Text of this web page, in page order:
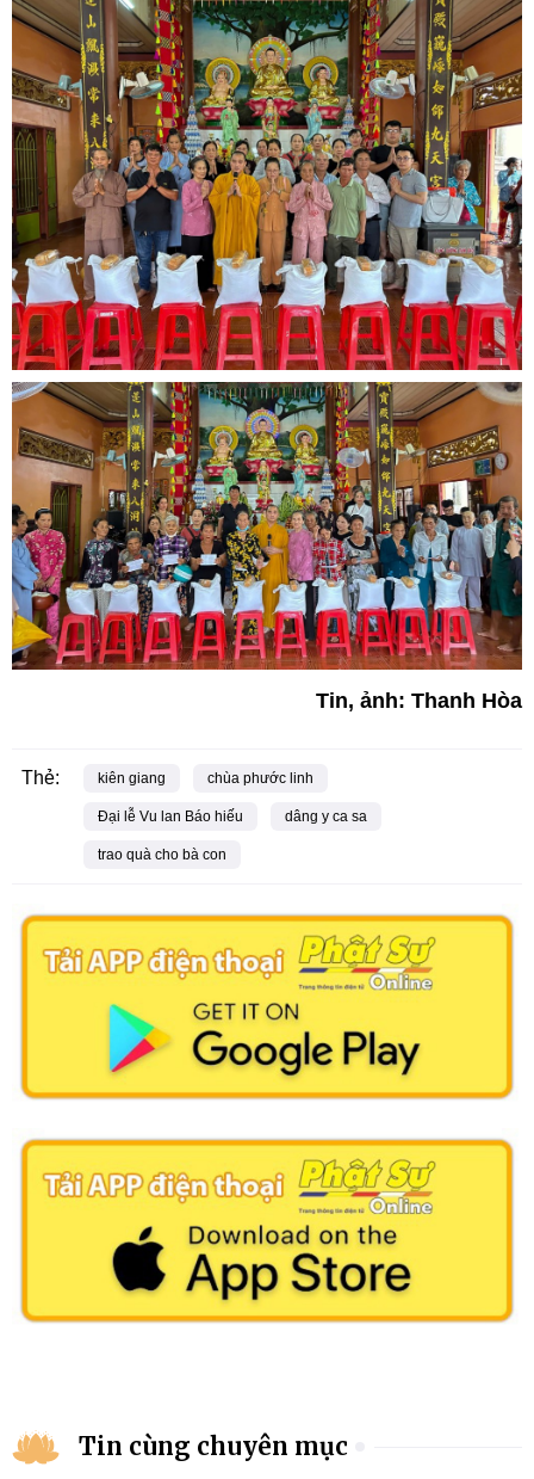
Tin, ảnh: Thanh Hòa
Thẻ: kiên giang chùa phước linh
Đại lễ Vu lan Báo hiếu dâng y ca sa
trao quà cho bà con
Tin cùng chuyên mục